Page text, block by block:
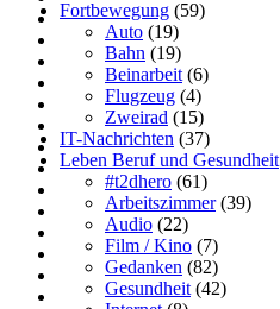
Fortbewegung (59)
Auto (19)
Bahn (19)
Beinarbeit (6)
Flugzeug (4)
Zweirad (15)
IT-Nachrichten (37)
Leben Beruf und Gesundheit
#t2dhero (61)
Arbeitszimmer(39)
Audio (22)
Film / Kino (7)
Gedanken (82)
Gesundheit (42)